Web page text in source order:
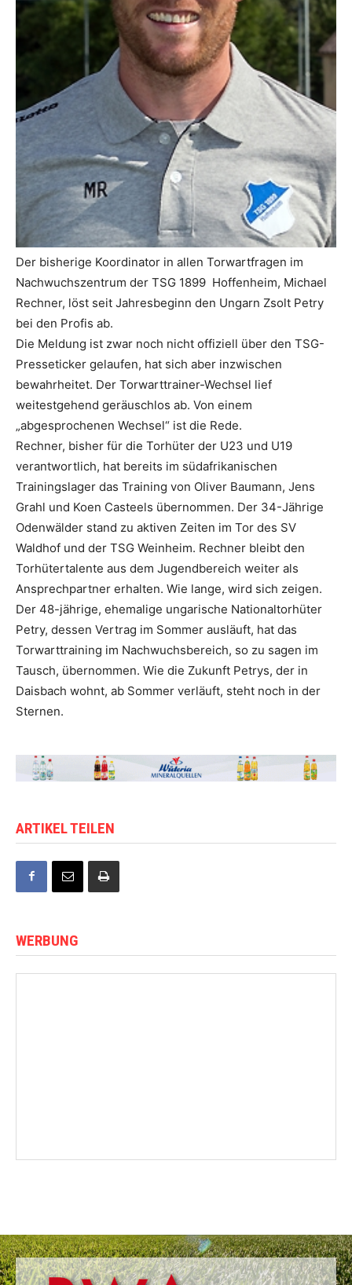
Der bisherige Koordinator in allen Torwartfragen im
Nachwuchszentrum der TSG 1899 Hoffenheim, Michael
Rechner, löst seit Jahresbeginn den Ungarn Zsolt Petry
bei den Profis ab.
Die Meldung ist zwar noch nicht offiziell über den TSG-
Presseticker gelaufen, hat sich aber inzwischen
bewahrheitet. Der Torwarttrainer-Wechsel lief
weitestgehend geräuschlos ab. Von einem
„abgesprochenen Wechsel“ ist die Rede.
Rechner, bisher für die Torhüter der U23 und U19
verantwortlich, hat bereits im südafrikanischen
Trainingslager das Training von Oliver Baumann, Jens
Grahl und Koen Casteels übernommen. Der 34-Jährige
Odenwälder stand zu aktiven Zeiten im Tor des SV
Waldhof und der TSG Weinheim. Rechner bleibt den
Torhütertalente aus dem Jugendbereich weiter als
Ansprechpartner erhalten. Wie lange, wird sich zeigen.
Der 48-jährige, ehemalige ungarische Nationaltorhüter
Petry, dessen Vertrag im Sommer ausläuft, hat das
Torwarttraining im Nachwuchsbereich, so zu sagen im
Tausch, übernommen. Wie die Zukunft Petrys, der in
Daisbach wohnt, ab Sommer verläuft, steht noch in der
Sternen.
ARTIKEL TEILEN
WERBUNG